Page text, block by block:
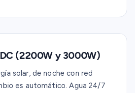
(2200W y 3000W)
solar, de noche con red
es automático. Agua 24/7